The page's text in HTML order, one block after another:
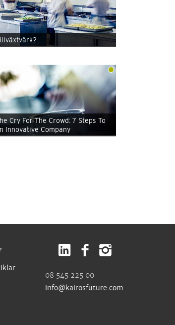
Cry For The Crowd: 7 Steps To
Innovative Company
08 545 225 00
info@kairosfuture.com